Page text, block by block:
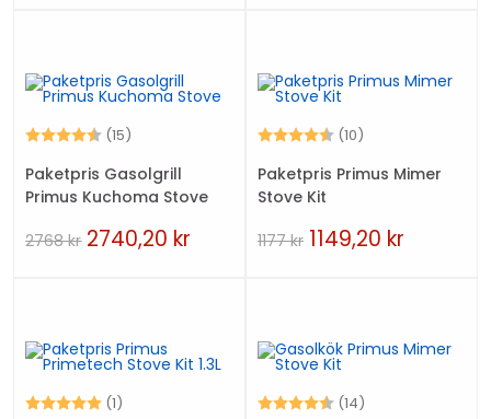
Betyg: (15)
4.7 utav 5 stjärnor
Paketpris Gasolgrill
Primus Kuchoma Stove
2768kr 2740,20 kr
Betyg: (10)
Paketpris Primus Mimer
Stove Kit
1177kr 1149,20 kr
Betyg: (1)
5.0 utav 5 stjärnorBetyg: (14)